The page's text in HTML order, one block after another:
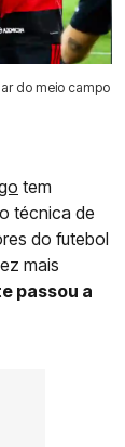
do meio campo
tem
técnica de
do futebol
mais
passou a